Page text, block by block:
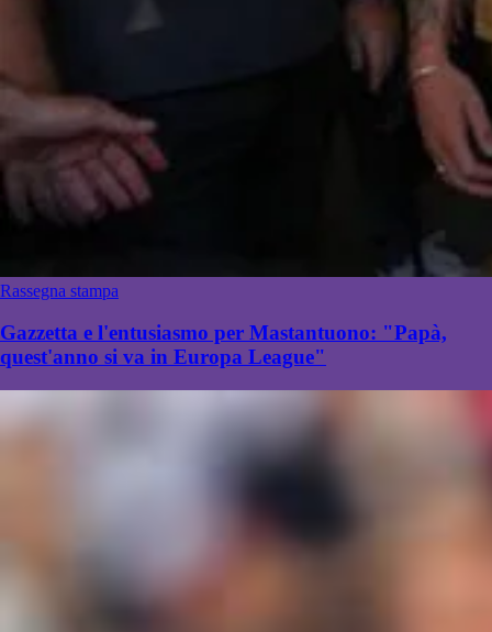
Rassegna stampa
Gazzetta e l'entusiasmo per Mastantuono: "Papà,
quest'anno si va in Europa League"